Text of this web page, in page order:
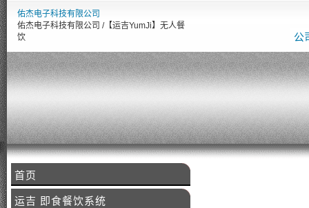
佑杰电子科技有限公司
佑杰电子科技有限公司 /【运吉YumJi】无人餐
饮
公
首页
运吉 即食餐饮系统